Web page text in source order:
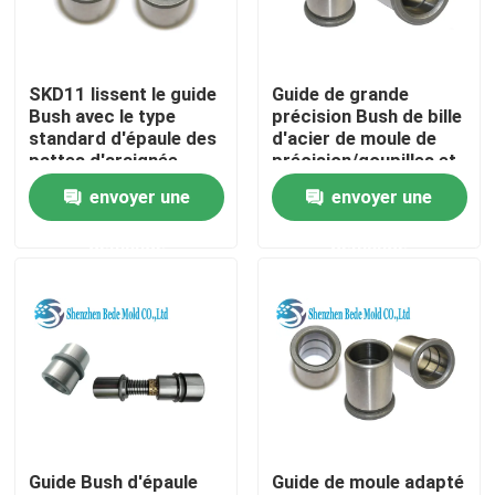
Contrôle de qualité
Contactez-nous
Demandez une citation
Pilier et bagues de guide
SKD11 lissent le guide
Bush avec le type
standard d'épaule des
pattes d'araignée
MISUMI
envoyer une
Guide de grande
précision Bush de bille
d'acier de moule de
précision/goupilles et
bagues de guide
envoyer une
Guide Bush d'épaule
Guide de moule adapté